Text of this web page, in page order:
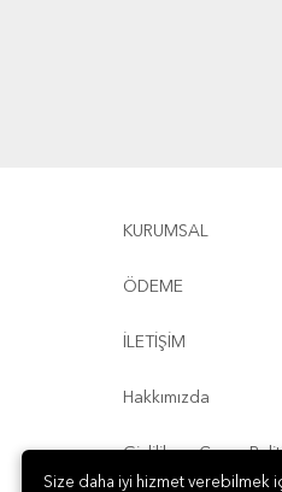
KURUMSAL
ÖDEME
İLETİŞİM
Hakkımızda
Gizlilik ve Çerez
Size daha iyi hizmet verebilmek